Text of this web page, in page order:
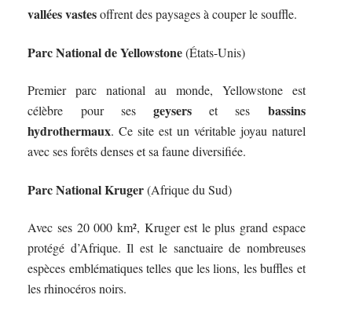
vallées vastesoffrent des paysages à couper le souffle.
Parc National de Yellowstone(États-Unis)
Premier parc national au monde, Yellowstone est
célèbre pour ses geysers et ses bassins
hydrothermaux. Ce site est un véritable joyau naturel
avec ses forêts denses et sa faune diversifiée.
Parc National Kruger(Afrique du Sud)
Avec ses 20 000 km², Kruger est le plus grand espace
protégé d’Afrique. Il est le sanctuaire de nombreuses
espèces emblématiques telles que les lions, les buffles et
les rhinocéros noirs.